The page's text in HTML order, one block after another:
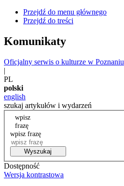
Przejdź do menu głównego
Przejdź do treści
Komunikaty
Oficjalny serwis o kulturze w Poznaniu
|
PL
polski
english
szukaj artykułów i wydarzeń
wpisz
frazę
wpisz frazę
Wyszukaj
Dostępność
Wersja kontrastowa